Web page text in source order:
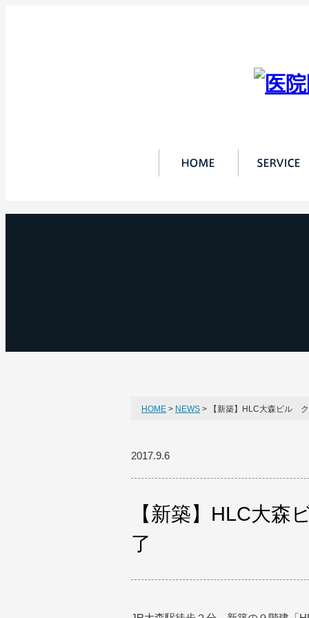
HOME NEWS 【新築】HLC大森ビル
2017.9.6
【新築】HLC大
了